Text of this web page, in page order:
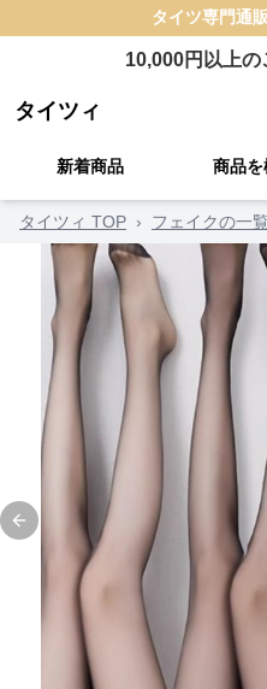
タイツ専門通
10,000円以上の
タイツィ
新着商品 商品を
タイツィ TOP › フェイクの一覧
Previous slide